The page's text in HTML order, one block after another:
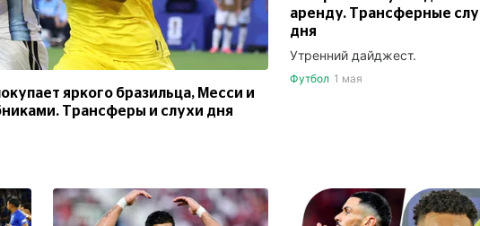
яркого бразильца, Месси и
Трансферы и слухи дня
аренду. Трансферные
дня
Утренний дайджест.
Футбол 1 мая